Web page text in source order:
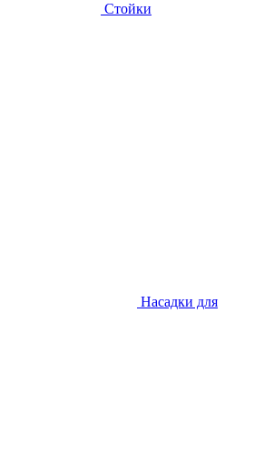
Стойки
Насадки для